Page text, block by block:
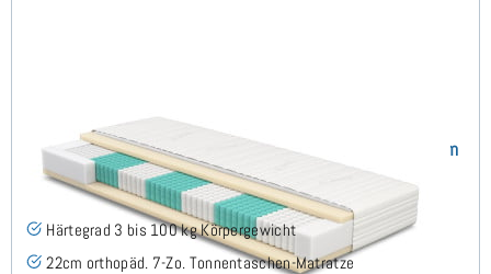
SERA H3 (TENCEL™ Lyocell) TTFK-Matratze 100x160 cm
Härtegrad 3 bis 100 kg Körpergewicht
22cm orthopäd. 7-Zo. Tonnentaschen-Matratze